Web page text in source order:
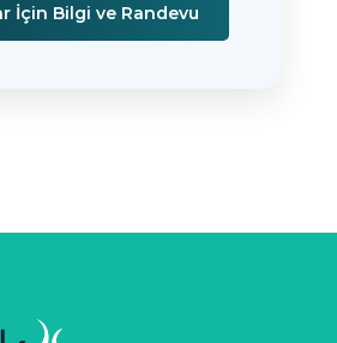
İçin Bilgi ve Randevu